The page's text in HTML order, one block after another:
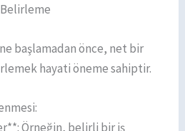
başlamadan önce, net bir
hayati öneme sahiptir.
Örneğin, belirli bir iş